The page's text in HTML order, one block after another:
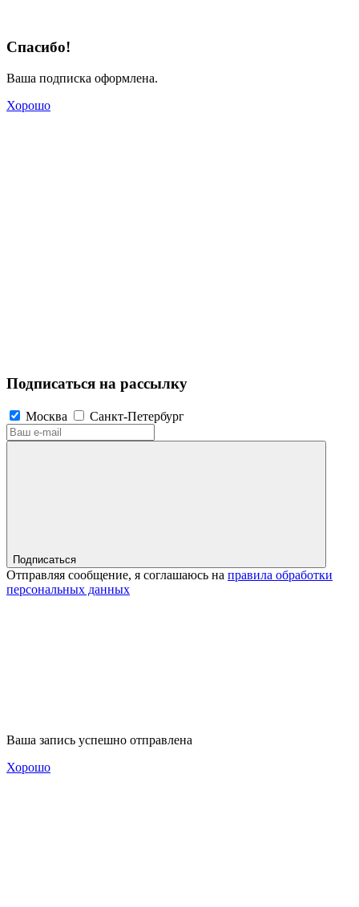
Спасибо!
Ваша подписка оформлена.
Хорошо
Подписаться на рассылку
Москва Санкт-Петербург
Подписаться
Отправляя сообщение, я соглашаюсь на правила обработки
персональных данных
Ваша запись успешно отправлена
Хорошо